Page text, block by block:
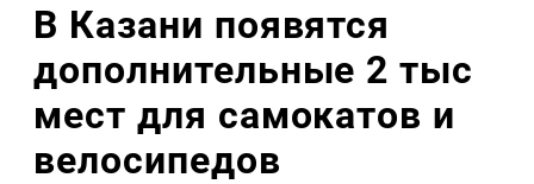
В Казани появятся
дополнительные 2 тыс
мест для самокатов и
велосипедов